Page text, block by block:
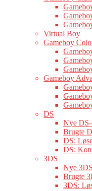
Virtual Boy
Gameboy
Gameboy
DS
Nye
Brugte
DS:
DS:
3DS
Nye
Brugte
3DS: